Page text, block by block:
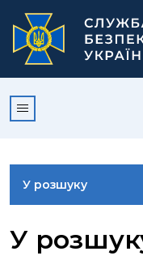
У розшуку
У